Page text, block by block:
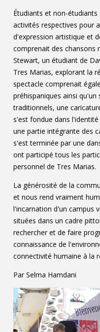
Étudiants et non-
activités respectives pour
d'expression artistique et
comprenait des chansons
Stewart, un étudiant de
Tres Marias, explorant la
spectacle comprenait
préhispaniques ainsi qu'un
traditionnels, une
s'est fondue dans
une partie intégrante des
s'est terminée par une
ont participé tous les
personnel de Tres Marias.
La générosité de la
et nous rend vraiment
l'incarnation d'un campus
situées dans un cadre
rechercher et de faire
connaissance de
connectivité humaine à la
Par Selma Hamdani